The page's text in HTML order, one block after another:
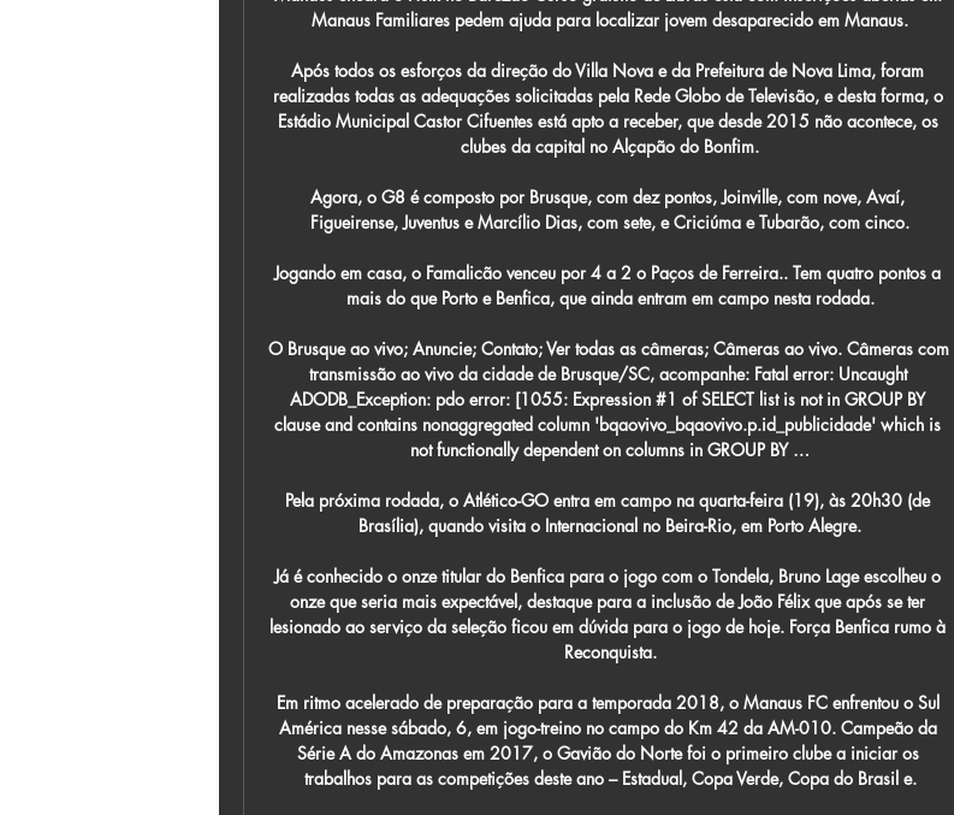
Manaus Familiares pedem ajuda para localizar jovem desaparecido em Manaus.
Após todos os esforços da direção do Villa Nova e da Prefeitura de Nova Lima, foram
realizadas todas as adequações solicitadas pela Rede Globo de Televisão, e desta forma, o
Estádio Municipal Castor Cifuentes está apto a receber, que desde 2015 não acontece, os
clubes da capital no Alçapão do Bonfim.
Agora, o G8 é composto por Brusque, com dez pontos, Joinville, com nove, Avaí,
Figueirense, Juventus e Marcílio Dias, com sete, e Criciúma e Tubarão, com cinco.
Jogando em casa, o Famalicão venceu por 4 a 2 o Paços de Ferreira.. Tem quatro pontos a
mais do que Porto e Benfica, que ainda entram em campo nesta rodada.
O Brusque ao vivo; Anuncie; Contato; Ver todas as câmeras; Câmeras ao vivo. Câmeras com
transmissão ao vivo da cidade de Brusque/SC, acompanhe: Fatal error: Uncaught
ADODB_Exception: pdo error: [1055: Expression #1 of SELECT list is not in GROUP BY
clause and contains nonaggregated column 'bqaovivo_bqaovivo.p.id_publicidade' which is
not functionally dependent on columns in GROUP BY …
Pela próxima rodada, o Atlético-GO entra em campo na quarta-feira (19), às 20h30 (de
Brasília), quando visita o Internacional no Beira-Rio, em Porto Alegre.
Já é conhecido o onze titular do Benfica para o jogo com o Tondela, Bruno Lage escolheu o
onze que seria mais expectável, destaque para a inclusão de João Félix que após se ter
lesionado ao serviço da seleção ficou em dúvida para o jogo de hoje. Força Benfica rumo à
Reconquista.
Em ritmo acelerado de preparação para a temporada 2018, o Manaus FC enfrentou o Sul
América nesse sábado, 6, em jogo-treino no campo do Km 42 da AM-010. Campeão da
Série A do Amazonas em 2017, o Gavião do Norte foi o primeiro clube a iniciar os
trabalhos para as competições deste ano – Estadual, Copa Verde, Copa do Brasil e.